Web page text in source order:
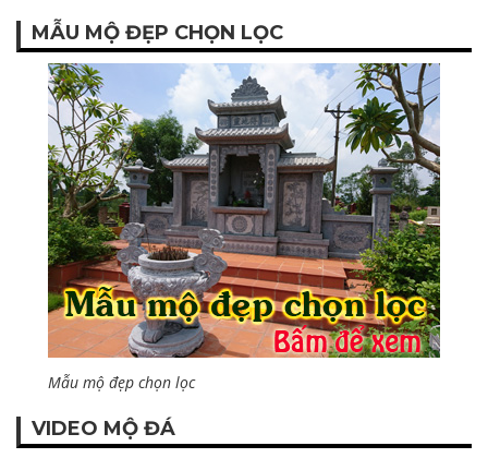
MẪU MỘ ĐẸP CHỌN LỌC
Mẫu mộ đẹp chọn lọc
VIDEO MỘ ĐÁ